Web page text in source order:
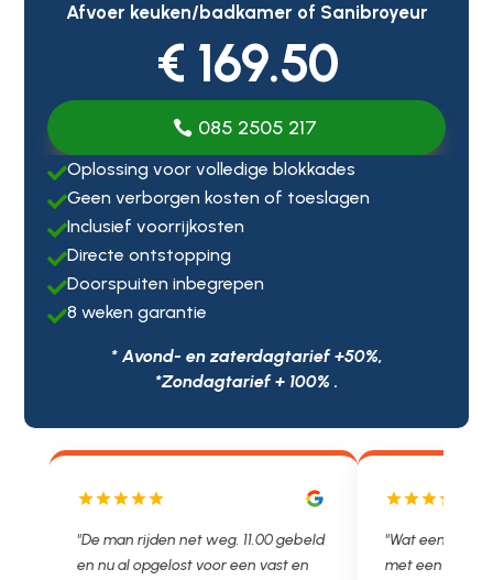
Afvoer keuken/badkamer of Sanibroyeur
€ 169.50
085 2505 217
Oplossing voor volledige blokkades
Geen verborgen kosten of toeslagen
Inclusief voorrijkosten
Directe ontstopping
Doorspuiten inbegrepen
8 weken garantie
* Avond- en zaterdagtarief +50%,
*Zondagtarief + 100% .
"De man rijden net weg. 11.00 gebeld
en nu al opgelost voor een vast en
"Wat een fijn
met een